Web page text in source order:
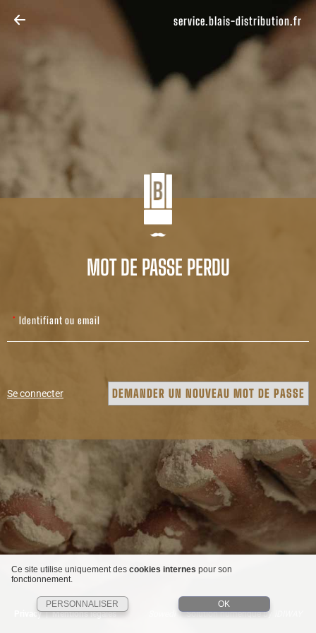
service.blais-distribution.fr
MOT DE PASSE PERDU
* Identifiant ou email
Se connecter
Privacy|Mentions légales | Solution numérique by
Ce site utilise uniquement des cookies internes pour son
fonctionnement.
PERSONNALISER OK